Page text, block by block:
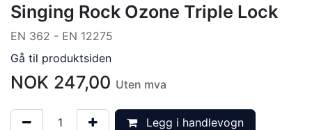
Singing Rock Ozone Triple Lock
EN 362 - EN 12275
Gå til produktsiden
NOK 247,00 Uten mva
Legg i handlevogn